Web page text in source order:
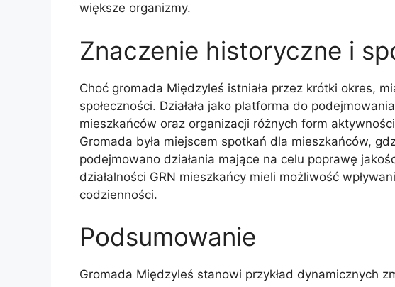
większe organizmy.
Znaczenie historyczne i
Choć gromada Międzyleś istniała przez krótki okres,
społeczności. Działała jako platforma do
mieszkańców oraz organizacji różnych form
Gromada była miejscem spotkań dla mieszkańców,
podejmowano działania mające na celu poprawę
działalności GRN mieszkańcy mieli możliwość
codzienności.
Podsumowanie
Gromada Międzyleś stanowi przykład dynamicznych